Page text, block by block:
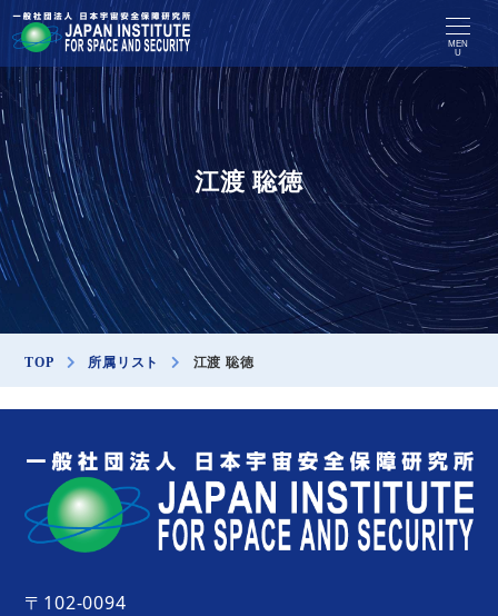
MEN
U
江渡 聡徳
TOP 所属リスト 江渡 聡徳
〒102-0094